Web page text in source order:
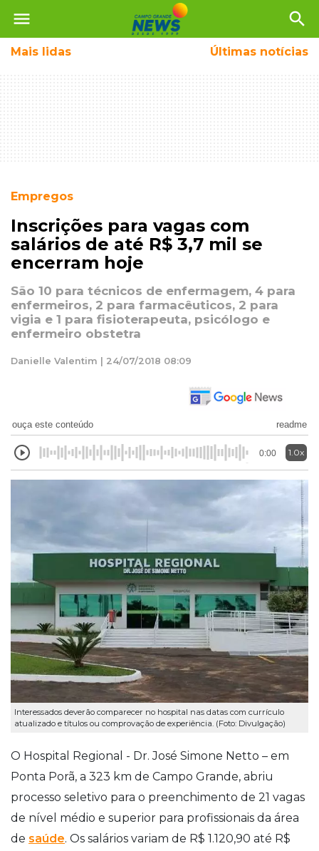
menu search
Mais lidas Últimas notícias
Empregos
Inscrições para vagas com
salários de até R$ 3,7 mil se
encerram hoje
São 10 para técnicos de enfermagem, 4 para
enfermeiros, 2 para farmacêuticos, 2 para
vigia e 1 para fisioterapeuta, psicólogo e
enfermeiro obstetra
Danielle Valentim | 24/07/2018 08:09
ouça este conteúdo readme
0:00 1.0x
Interessados deverão comparecer no hospital nas datas com currículo
atualizado e títulos ou comprovação de experiência. (Foto: Divulgação)
O Hospital Regional - Dr. José Simone Netto – em
Ponta Porã, a 323 km de Campo Grande, abriu
processo seletivo para o preenchimento de 21 vagas
de nível médio e superior para profissionais da área
de saúde. Os salários variam de R$ 1.120,90 até R$